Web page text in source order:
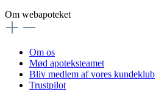
Om webapoteket
Om os
Mød apoteksteamet
Bliv medlem af vores kundeklub
Trustpilot